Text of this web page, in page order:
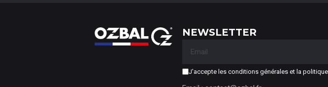
NEWSLETTER
J'accepte les conditions générales et la